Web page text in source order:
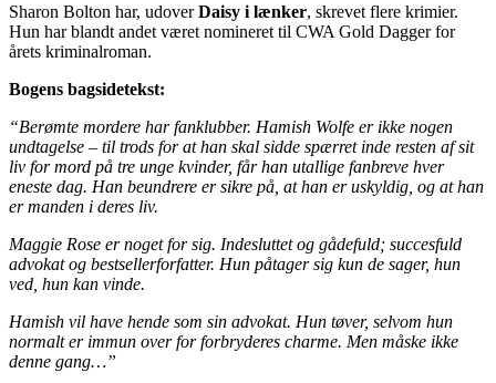
Sharon Bolton har, udoverDaisy i lænker, skrevet flere krimier.
Hun har blandt andet været nomineret til CWA Gold Dagger for
årets kriminalroman.
Bogens bagsidetekst:
“Berømte mordere har fanklubber. Hamish Wolfe er ikke nogen
undtagelse – til trods for at han skal sidde spærret inde resten af sit
liv for mord på tre unge kvinder, får han utallige fanbreve hver
eneste dag. Han beundrere er sikre på, at han er uskyldig, og at han
er manden i deres liv.
Maggie Rose er noget for sig. Indesluttet og gådefuld; succesfuld
advokat og bestsellerforfatter. Hun påtager sig kun de sager, hun
ved, hun kan vinde.
Hamish vil have hende som sin advokat. Hun tøver, selvom hun
normalt er immun over for forbryderes charme. Men måske ikke
denne gang…”